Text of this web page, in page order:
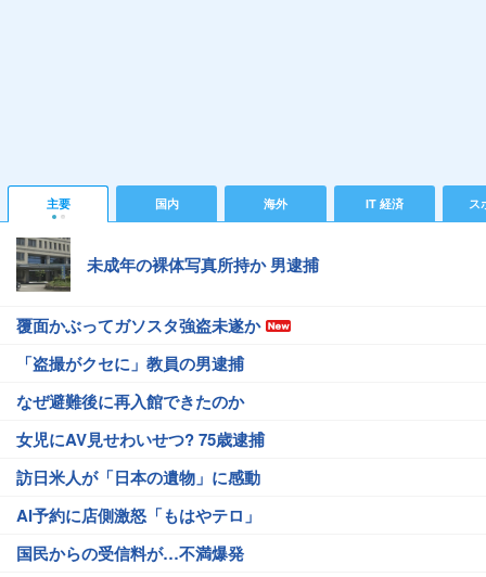
主要 国内 海外 IT 経済 ス
未成年の裸体写真所持か 男逮捕
覆面かぶってガソスタ強盗未遂か
「盗撮がクセに」教員の男逮捕
なぜ避難後に再入館できたのか
女児にAV見せわいせつ? 75歳逮捕
訪日米人が「日本の遺物」に感動
AI予約に店側激怒「もはやテロ」
国民からの受信料が…不満爆発